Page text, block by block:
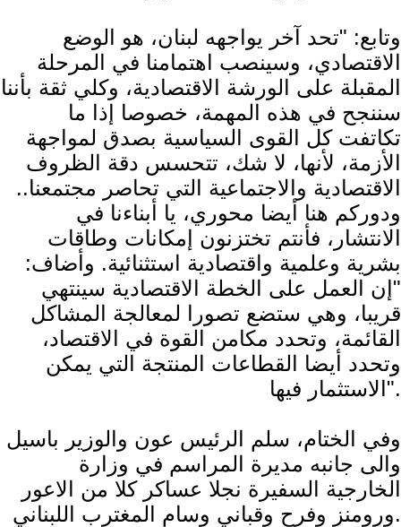
وتابع: "تحد آخر يواجهه لبنان، هو الوضع
الاقتصادي، وسينصب اهتمامنا في المرحلة
المقبلة على الورشة الاقتصادية، وكلي ثقة بأننا
سننجح في هذه المهمة، خصوصا إذا ما
تكاتفت كل القوى السياسية بصدق لمواجهة
الأزمة، لأنها، لا شك، تتحسس دقة الظروف
الاقتصادية والاجتماعية التي تحاصر مجتمعنا..
ودوركم هنا أيضا محوري، يا أبناءنا في
الانتشار، فأنتم تختزنون إمكانات وطاقات
بشرية وعلمية واقتصادية استثنائية. وأضاف:
"إن العمل على الخطة الاقتصادية سينتهي
قريبا، وهي ستضع تصورا لمعالجة المشاكل
القائمة، وتحدد مكامن القوة في الاقتصاد،
وتحدد أيضا القطاعات المنتجة التي يمكن
الاستثمار فيها".
وفي الختام، سلم الرئيس عون والوزير باسيل
والى جانبه مديرة المراسم في وزارة
الخارجية السفيرة نجلا عساكر كلا من الاعور
ورومنز وفرح وقباني وسام المغترب اللبناني.